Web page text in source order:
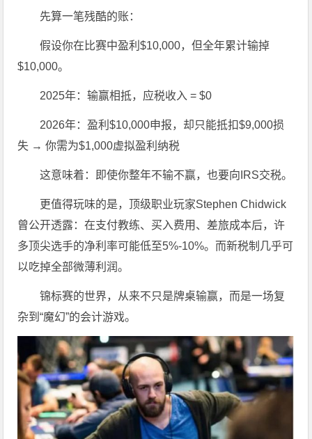
先算一笔残酷的账：
假设你在比赛中盈利$10,000，但全年累计输掉
$10,000。
2025年：输赢相抵，应税收入 = $0
2026年：盈利$10,000申报，却只能抵扣$9,000损
失 → 你需为$1,000虚拟盈利纳税
这意味着：即使你整年不输不赢，也要向IRS交税。
更值得玩味的是，顶级职业玩家Stephen Chidwick
曾公开透露：在支付教练、买入费用、差旅成本后，许
多顶尖选手的净利率可能低至5%-10%。而新税制几乎可
以吃掉全部微薄利润。
锦标赛的世界，从来不只是牌桌输赢，而是一场复
杂到“魔幻”的会计游戏。